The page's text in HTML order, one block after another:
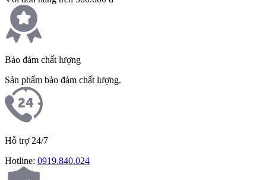
Bảo đảm chất lượng
Sản phẩm bảo đảm chất lượng.
Hỗ trợ 24/7
Hotline: 0919.840.024